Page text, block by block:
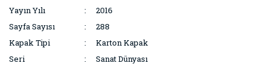
Yayın Yılı
2016
Sayfa Sayısı
288
Kapak Tipi
Karton Kapak
Seri
Sanat Dünyası